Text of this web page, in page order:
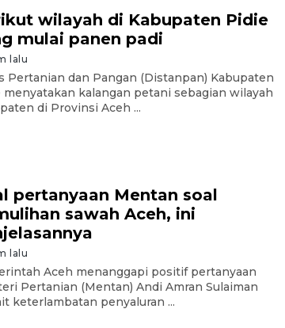
wilayah di Kabupaten Pidie
mulai panen padi
lalu
Pertanian dan Pangan (Distanpan) Kabupaten
menyatakan kalangan petani sebagian wilayah
di Provinsi Aceh ...
pertanyaan Mentan soal
sawah Aceh, ini
lalu
Aceh menanggapi positif pertanyaan
Pertanian (Mentan) Andi Amran Sulaiman
keterlambatan penyaluran ...